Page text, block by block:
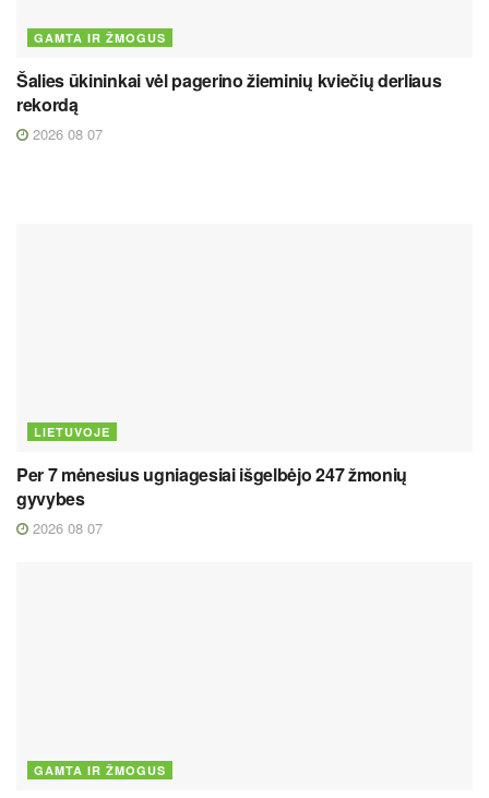
GAMTA IR ŽMOGUS
Šalies ūkininkai vėl pagerino žieminių kviečių derliaus
rekordą
2026 08 07
LIETUVOJE
Per 7 mėnesius ugniagesiai išgelbėjo 247 žmonių
gyvybes
2026 08 07
GAMTA IR ŽMOGUS